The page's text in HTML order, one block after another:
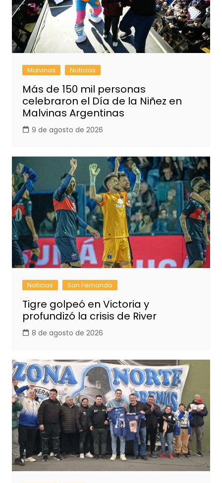
Malvinas Noticias
Más de 150 mil personas
celebraron el Día de la Niñez en
Malvinas Argentinas
9 de agosto de 2026
Noticias San Fernando
Tigre golpeó en Victoria y
profundizó la crisis de River
8 de agosto de 2026